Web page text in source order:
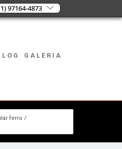
97164-4873
GALERIA
ferro